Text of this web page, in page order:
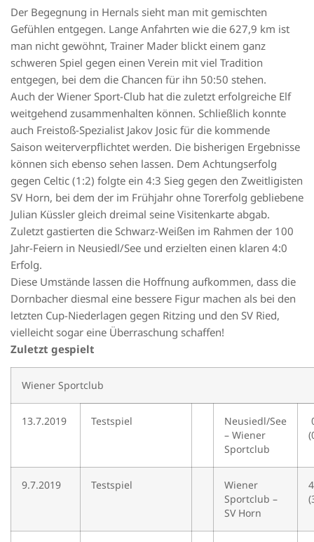
Der Begegnung in Hernals sieht man mit gemischten
Gefühlen entgegen. Lange Anfahrten wie die 627,9 km ist
man nicht gewöhnt, Trainer Mader blickt einem ganz
schweren Spiel gegen einen Verein mit viel Tradition
entgegen, bei dem die Chancen für ihn 50:50 stehen.
Auch der Wiener Sport-Club hat die zuletzt erfolgreiche Elf
weitgehend zusammenhalten können. Schließlich konnte
auch Freistoß-Spezialist Jakov Josic für die kommende
Saison weiterverpflichtet werden. Die bisherigen Ergebnisse
können sich ebenso sehen lassen. Dem Achtungserfolg
gegen Celtic (1:2) folgte ein 4:3 Sieg gegen den Zweitligisten
SV Horn, bei dem der im Frühjahr ohne Torerfolg gebliebene
Julian Küssler gleich dreimal seine Visitenkarte abgab.
Zuletzt gastierten die Schwarz-Weißen im Rahmen der 100
Jahr-Feiern in Neusiedl/See und erzielten einen klaren 4:0
Erfolg.
Diese Umstände lassen die Hoffnung aufkommen, dass die
Dornbacher diesmal eine bessere Figur machen als bei den
letzten Cup-Niederlagen gegen Ritzing und den SV Ried,
vielleicht sogar eine Überraschung schaffen!
Zuletzt gespielt
Wiener Sportclub
13.7.2019 Testspiel
Neusiedl/See
– Wiener
Sportclub
9.7.2019 Testspiel
Wiener
Sportclub –
SV Horn